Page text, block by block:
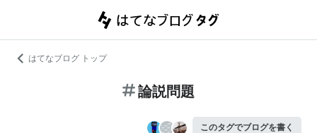
はてなブログ トップ
論説問題
このタグでブログを書く